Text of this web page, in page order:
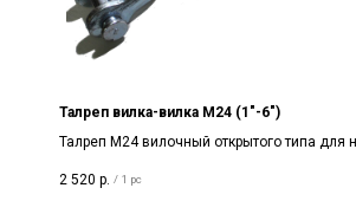
Талреп вилка-вилка М24 (1"-6")
Талреп М24 вилочный открытого типа для
2 520 р. / 1 pc